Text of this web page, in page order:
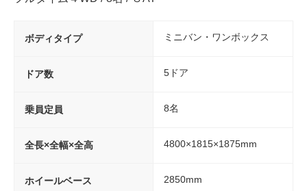
ボディタイプ ミニバン・ワンボックス
ドア数 5ドア
乗員定員 8名
全長×全幅×全高 4800×1815×1875mm
ホイールベース 2850mm